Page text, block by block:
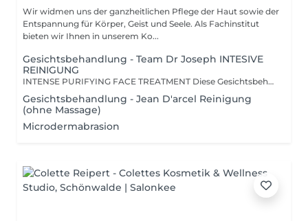
Wir widmen uns der ganzheitlichen Pflege der Haut sowie der
Entspannung für Körper, Geist und Seele. Als Fachinstitut
bieten wir Ihnen in unserem Ko...
Gesichtsbehandlung - Team Dr Joseph INTESIVE
REINIGUNG
INTENSE PURIFYING FACE TREATMENT Diese Gesichtsbehandlung ist ideal für alle Hauttypen und bietet eine intensive Tiefenreinigung, die Ihre Haut bis in die Tiefe klärt, ohne ihr Feuchtigkeit oder natürliche Fette zu entziehen. Poren wirken verfeinert, das Gewebe wird entschlackt und die Haut wird ideal auf die Wirkstoffpflege vorbereitet. Erleben Sie eine Tiefenreinigung der Haut für ein sichtbar frisches, gereinigtes und ebenmäßiges Hautbild. BENEFITS Intensive Tiefenreinigung für jeden Hauttyp Ideale Vorbereitung der Haut für intensive Wirkstoffpflege Sorgt für einen geklärten und reinen Teint Sichtbar verfeinertes Porenbild Regt die Entschlackung des Gewebes an Ideal bei jugendlicher, unreiner, tendenziell großporiger, fetter Haut
Gesichtsbehandlung - Jean D'arcel Reinigung
(ohne Massage)
Microdermabrasion